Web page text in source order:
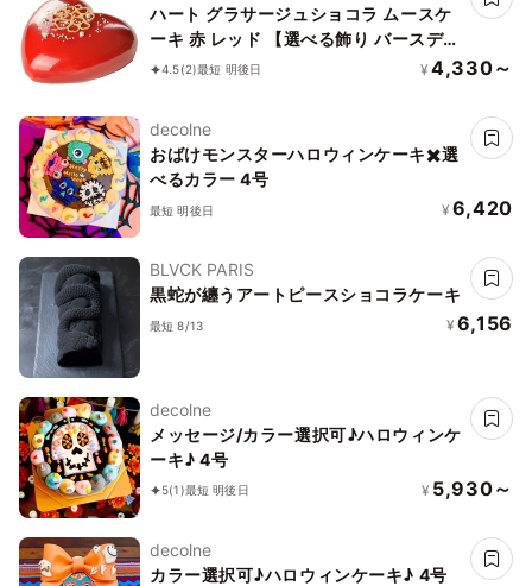
ハート グラサージュショコラ ムースケ
ーキ 赤 レッド 【選べる飾り バースデー
クリスマス 】 チョコレートケーキ お誕
キ 贈り物 おしゃれ
4.5(2)最短 明後日 ¥ 4,330～
decolne
おばけモンスターハロウィンケーキ✖️選
べるカラー 4号
最短 明後日 ¥ 6,420
BLVCK PARIS
黒蛇が纏うアートピースショコラケーキ
最短 8/13 ¥ 6,156
decolne
メッセージ/カラー選択可♪ハロウィンケ
ーキ♪ 4号
5(1)最短 明後日 ¥ 5,930～
decolne
カラー選択可♪ハロウィンケーキ♪ 4号